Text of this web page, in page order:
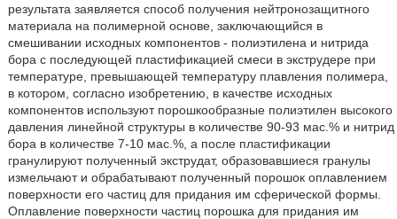
результата заявляется способ получения нейтронозащитного
материала на полимерной основе, заключающийся в
смешивании исходных компонентов - полиэтилена и нитрида
бора с последующей пластификацией смеси в экструдере при
температуре, превышающей температуру плавления полимера,
в котором, согласно изобретению, в качестве исходных
компонентов используют порошкообразные полиэтилен высокого
давления линейной структуры в количестве 90-93 мас.% и нитрид
бора в количестве 7-10 мас.%, а после пластификации
гранулируют полученный экструдат, образовавшиеся гранулы
измельчают и обрабатывают полученный порошок оплавлением
поверхности его частиц для придания им сферической формы.
Оплавление поверхности частиц порошка для придания им